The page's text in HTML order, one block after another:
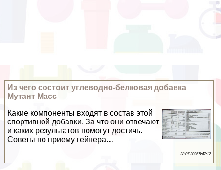
Из чего состоит углеводно-белковая добавка
Мутант Масс
Какие компоненты входят в состав этой
спортивной добавки. За что они отвечают
и каких результатов помогут достичь.
Советы по приему гeйнера....
28 07 2026 5:47:12